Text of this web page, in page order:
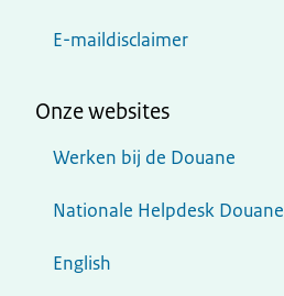
E-maildisclaimer
Onze websites
Werken bij de Douane
Nationale Helpdesk Douane
English